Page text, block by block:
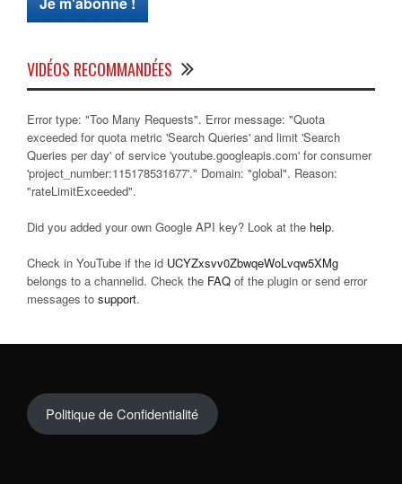
VIDÉOS RECOMMANDÉES
Error type: "Too Many Requests". Error message: "Quota
exceeded for quota metric 'Search Queries' and limit 'Search
Queries per day' of service 'youtube.googleapis.com' for consumer
'project_number:115178531677'." Domain: "global". Reason:
"rateLimitExceeded".
Did you added your own Google API key? Look at the help.
Check in YouTube if the id UCYZxsvv0ZbwqeWoLvqw5XMg
belongs to a channelid. Check the FAQ of the plugin or send error
messages to support.
Politique de Confidentialité